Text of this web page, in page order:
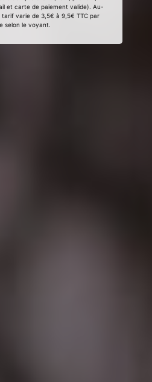
et carte de paiement valide). Au-
tarif varie de 3,5€ à 9,5€ TTC par
selon le voyant.